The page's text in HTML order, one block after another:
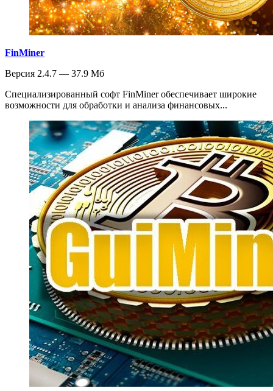
FinMiner
Версия 2.4.7 — 37.9 Мб
Специализированный софт FinMiner обеспечивает широкие
возможности для обработки и анализа финансовых...